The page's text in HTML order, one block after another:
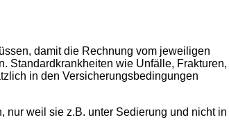
damit die Rechnung vom jeweiligen
Standardkrankheiten wie Unfälle, Frakturen,
in den Versicherungsbedingungen
weil sie z.B. unter Sedierung und nicht in